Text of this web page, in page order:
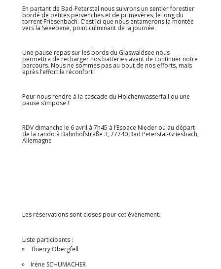
En partant de Bad-Peterstal nous suivrons un sentier forestier
bordé de petites pervenches et de primevères, le long du
torrent Friesenbach. C’est ici que nous entamerons la montée
vers la Seeebene, point culminant de la journée.
Une pause repas sur les bords du Glaswaldsee nous
permettra de recharger nos batteries avant de continuer notre
parcours. Nous ne sommes pas au bout de nos efforts, mais
après l’effort le réconfort !
Pour nous rendre à la cascade du Holchenwasserfall ou une
pause s’impose !
RDV dimanche le 6 avril à 7h45 à l’Espace Nieder ou au départ
de la rando à Bahnhofstraße 3, 77740 Bad Peterstal-Griesbach,
Allemagne
Les réservations sont closes pour cet évènement.
Liste participants :
Thierry Obergfell
Irène SCHUMACHER